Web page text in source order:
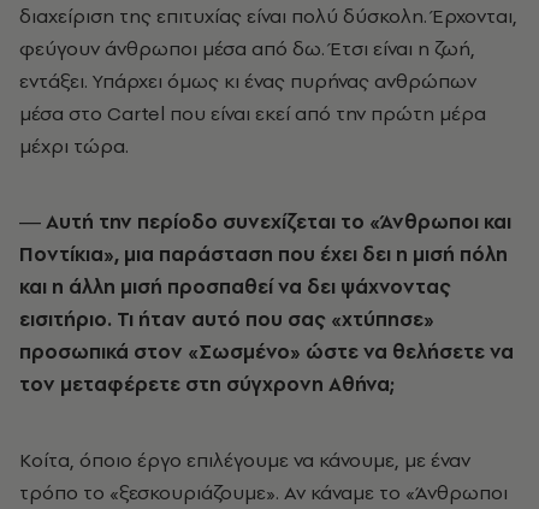
διαχείριση της επιτυχίας είναι πολύ δύσκολη. Έρχονται,
φεύγουν άνθρωποι µέσα από δω. Έτσι είναι η ζωή,
εντάξει. Υπάρχει όµως κι ένας πυρήνας ανθρώπων
µέσα στο Cartel που είναι εκεί από την πρώτη µέρα
µέχρι τώρα.
― Αυτή την περίοδο συνεχίζεται το «Άνθρωποι και
Ποντίκια», µια παράσταση που έχει δει η µισή πόλη
και η άλλη µισή προσπαθεί να δει ψάχνοντας
εισιτήριο. Τι ήταν αυτό που σας «χτύπησε»
προσωπικά στον «Σωσµένο» ώστε να θελήσετε να
τον µεταφέρετε στη σύγχρονη Αθήνα;
Κοίτα, όποιο έργο επιλέγουµε να κάνουµε, µε έναν
τρόπο το «ξεσκουριάζουµε». Αν κάναµε το «Άνθρωποι